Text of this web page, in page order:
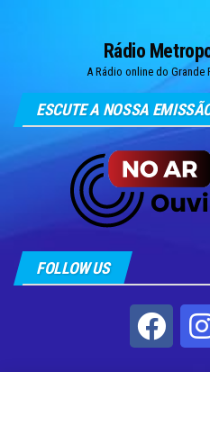
Rádio
A Rádio online do
ESCUTE A NOSSA
FOLLOW US